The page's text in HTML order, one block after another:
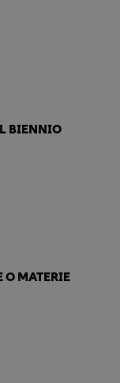
BIENNIO
O MATERIE